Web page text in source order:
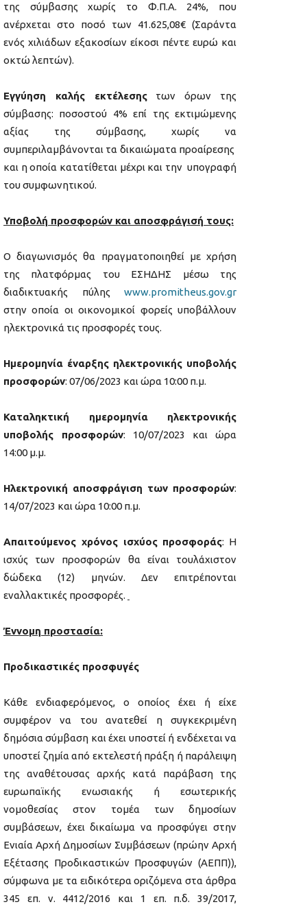
της σύμβασης χωρίς το Φ.Π.Α. 24%, που
ανέρχεται στο ποσό των 41.625,08€ (Σαράντα
ενός χιλιάδων εξακοσίων είκοσι πέντε ευρώ και
οκτώ λεπτών).
Εγγύηση καλής εκτέλεσηςτων όρων της
σύμβασης: ποσοστού 4% επί της εκτιμώμενης
αξίας της σύμβασης, χωρίς να
συμπεριλαμβάνονται τα δικαιώματα προαίρεσης
και η οποία κατατίθεται μέχρι και την υπογραφή
του συμφωνητικού.
Υποβολή προσφορών και αποσφράγισή τους:
Ο διαγωνισμός θα πραγματοποιηθεί με χρήση
της πλατφόρμας του ΕΣΗΔΗΣ μέσω της
διαδικτυακής πύλης www.promitheus.gov.gr
στην οποία οι οικονομικοί φορείς υποβάλλουν
ηλεκτρονικά τις προσφορές τους.
Ημερομηνία έναρξης ηλεκτρονικής υποβολής
προσφορών: 07/06/2023 και ώρα 10:00 π.μ.
Καταληκτική ημερομηνία ηλεκτρονικής
υποβολής προσφορών: 10/07/2023 και ώρα
14:00 μ.μ.
Ηλεκτρονική αποσφράγιση των προσφορών:
14/07/2023 και ώρα 10:00 π.μ.
Απαιτούμενος χρόνος ισχύος προσφοράς: Η
ισχύς των προσφορών θα είναι τουλάχιστον
δώδεκα (12) μηνών. Δεν επιτρέπονται
εναλλακτικές προσφορές.
Έννομη προστασία:
Προδικαστικές προσφυγές
Κάθε ενδιαφερόμενος, ο οποίος έχει ή είχε
συμφέρον να του ανατεθεί η συγκεκριμένη
δημόσια σύμβαση και έχει υποστεί ή ενδέχεται να
υποστεί ζημία από εκτελεστή πράξη ή παράλειψη
της αναθέτουσας αρχής κατά παράβαση της
ευρωπαϊκής ενωσιακής ή εσωτερικής
νομοθεσίας στον τομέα των δημοσίων
συμβάσεων, έχει δικαίωμα να προσφύγει στην
Ενιαία Αρχή Δημοσίων Συμβάσεων (πρώην Αρχή
Εξέτασης Προδικαστικών Προσφυγών (ΑΕΠΠ)),
σύμφωνα με τα ειδικότερα οριζόμενα στα άρθρα
345 επ. ν. 4412/2016 και 1 επ. π.δ. 39/2017,